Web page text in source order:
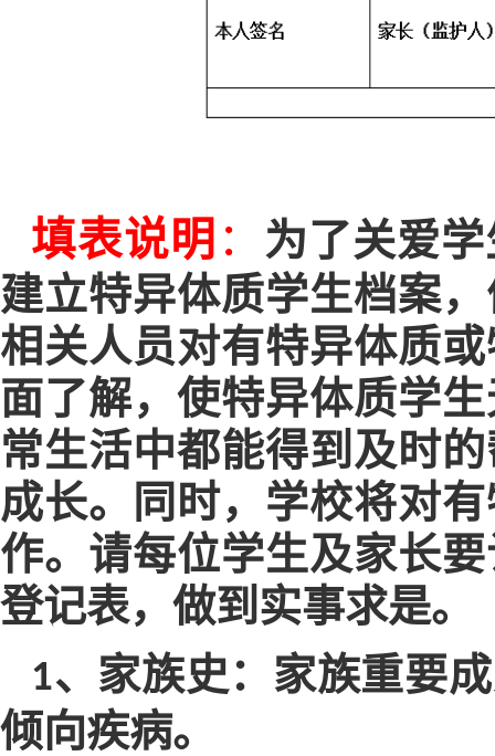
填表说明 ：
为了关爱
建立特异体质学生档案
相关人员对有特异体质
面了解，使特异体质学
常生活中都能得到及时
成长。同时，学校将对
作。请每位学生及家长
登记表，做到实事求是。
1、家族史：家族重要
倾向疾病。